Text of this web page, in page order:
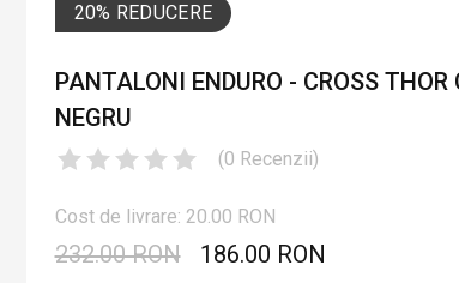
20% REDUCERE
PANTALONI ENDURO - CROSS THOR
NEGRU
(0 Recenzii)
Cost de livrare: 20.00 RON
232.00 RON 186.00 RON